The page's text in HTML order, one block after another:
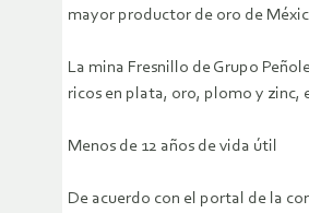
mayor productor de oro de
La mina Fresnillo de Grupo
ricos en plata, oro, plomo y zinc,
Menos de 12 años de vida útil
De acuerdo con el portal de la